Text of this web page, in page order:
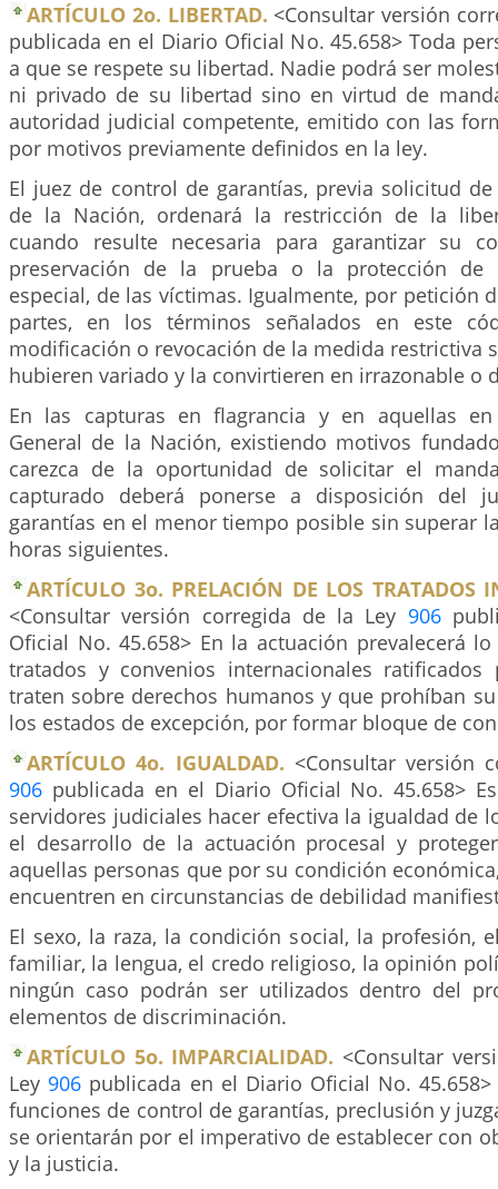
ARTÍCULO 2o. LIBERTAD. <Consultar versión
publicada en el Diario Oficial No. 45.658> Toda
a que se respete su libertad. Nadie podrá ser
ni privado de su libertad sino en virtud de
autoridad judicial competente, emitido con las
por motivos previamente definidos en la ley.
El juez de control de garantías, previa solicitud
de la Nación, ordenará la restricción de la
cuando resulte necesaria para garantizar su
preservación de la prueba o la protección de
especial, de las víctimas. Igualmente, por petición
partes, en los términos señalados en este
modificación o revocación de la medida restrictiva
hubieren variado y la convirtieren en irrazonable o
En las capturas en flagrancia y en aquellas
General de la Nación, existiendo motivos
carezca de la oportunidad de solicitar el
capturado deberá ponerse a disposición del
garantías en el menor tiempo posible sin superar
horas siguientes.
ARTÍCULO 3o. PRELACIÓN DE LOS TRATADOS
<Consultar versión corregida de la Ley 906
Oficial No. 45.658> En la actuación prevalecerá
tratados y convenios internacionales
traten sobre derechos humanos y que prohíban
los estados de excepción, por formar bloque de
ARTÍCULO 4o. IGUALDAD. <Consultar versión
906 publicada en el Diario Oficial No. 45.658>
servidores judiciales hacer efectiva la igualdad de
el desarrollo de la actuación procesal y
aquellas personas que por su condición
encuentren en circunstancias de debilidad
El sexo, la raza, la condición social, la profesión,
familiar, la lengua, el credo religioso, la opinión
ningún caso podrán ser utilizados dentro del
elementos de discriminación.
ARTÍCULO 5o. IMPARCIALIDAD. <Consultar
Ley 906 publicada en el Diario Oficial No.
funciones de control de garantías, preclusión y
se orientarán por el imperativo de establecer con
y la justicia.